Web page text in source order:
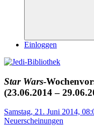
Einloggen
Star Wars-
(23.06.2014 –
Samstag, 21. Juni 2014,
Neuerscheinungen